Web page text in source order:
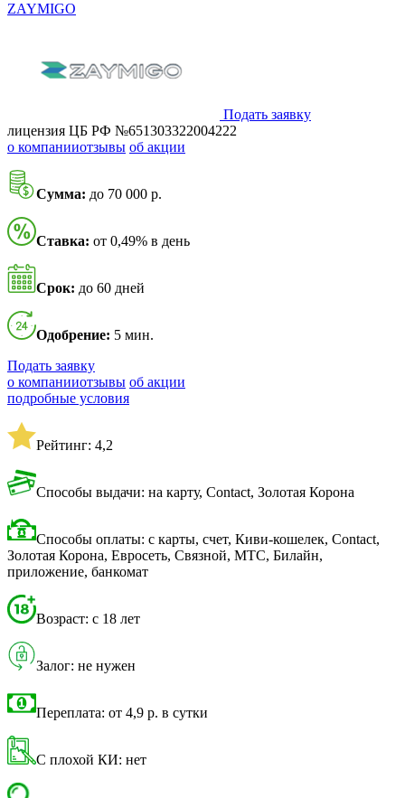
ZAYMIGO
Подать заявку
лицензия ЦБ РФ №651303322004222
о компанииотзывы об акции
Сумма: до 70 000 р.
Ставка: от 0,49% в день
Срок: до 60 дней
Одобрение: 5 мин.
Подать заявку
о компанииотзывы об акции
подробные условия
Рейтинг: 4,2
Способы выдачи: на карту, Contact, Золотая Корона
Способы оплаты: с карты, счет, Киви-кошелек, Contact,
Золотая Корона, Евросеть, Связной, МТС, Билайн,
приложение, банкомат
Возраст: с 18 лет
Залог: не нужен
Переплата: от 4,9 р. в сутки
С плохой КИ: нет